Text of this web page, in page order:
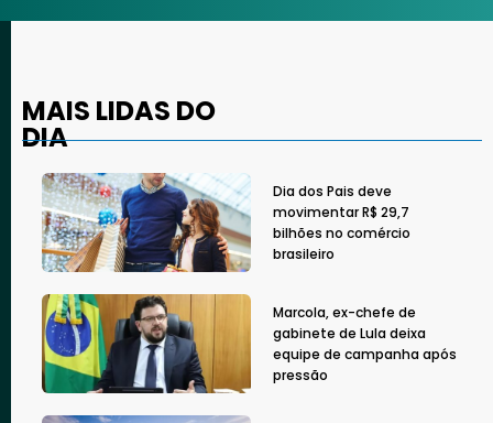
MAIS LIDAS DO
DIA
Dia dos Pais deve
movimentar R$ 29,7
bilhões no comércio
brasileiro
Marcola, ex-chefe de
gabinete de Lula deixa
equipe de campanha após
pressão